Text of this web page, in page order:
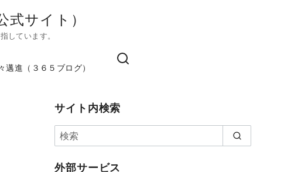
サイト）
しています。
邁進（３６５ブログ）
サイト内検索
外部サービス